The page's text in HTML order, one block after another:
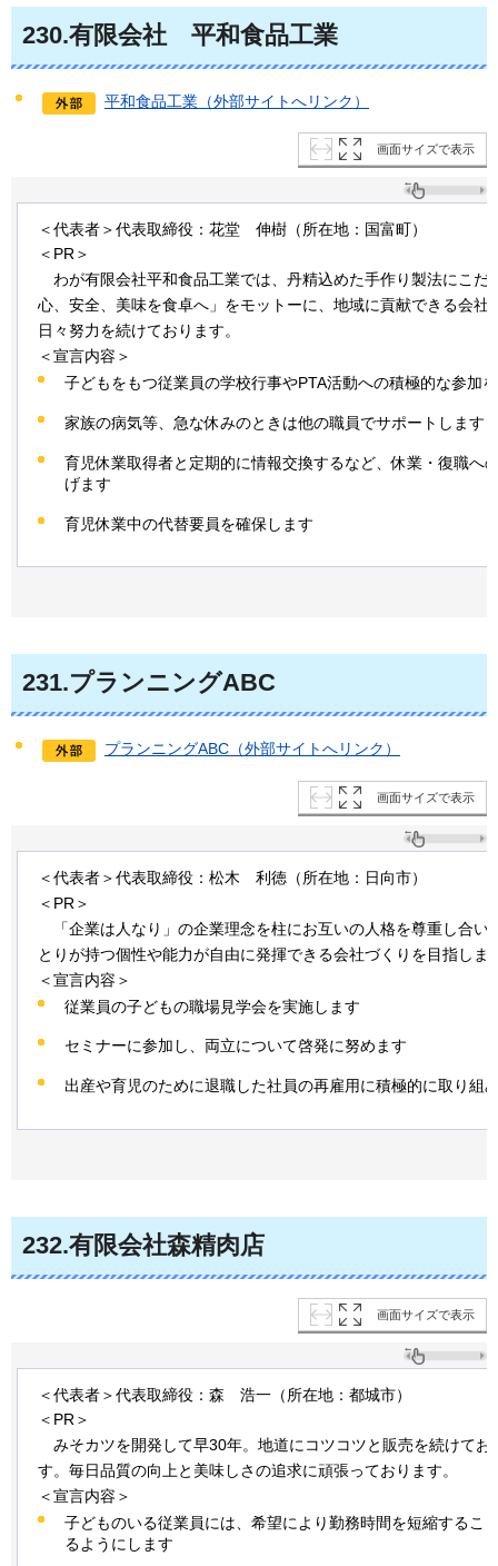
230.有限会社 平和食品工業
平和食品工業（外部サイトへリンク）
画面サイズで表示
＜代表者＞代表取締役：花堂 伸樹（所在地：国富町）
＜PR＞
わが有限会社平和食品工業では、丹精込めた手作り製法にこだ
心、安全、美味を食卓へ」をモットーに、地域に貢献できる会社
日々努力を続けております。
＜宣言内容＞
子どもをもつ従業員の学校行事やPTA活動への積極的な参加
家族の病気等、急な休みのときは他の職員でサポートします
育児休業取得者と定期的に情報交換するなど、休業・復職へ
げます
育児休業中の代替要員を確保します
231.プランニングABC
プランニングABC（外部サイトへリンク）
画面サイズで表示
＜代表者＞代表取締役：松木 利 徳（所在地：日向市）
＜PR＞
「企業は人なり」の企業理念を柱にお互いの人格を尊重し合い
とりが持つ個性や能力が自由に発揮できる会社づくりを目指しま
＜宣言内容＞
従業員の子どもの職場見学会を実施します
セミナーに参加し、両立について啓発に努めます
出産や育児のために退職した社員の再雇用に積極的に取り組
232.有限会社森精肉店
画面サイズで表示
＜代表者＞代表取締役：森 浩一（所在地：都城市）
＜PR＞
みそカツを開発して早30年。地道にコツコツと販売を続けてお
す。毎日品質の向上と美味しさの追求に頑張っております。
＜宣言内容＞
子どものいる従業員には、希望により勤務時間を短縮するこ
るようにします